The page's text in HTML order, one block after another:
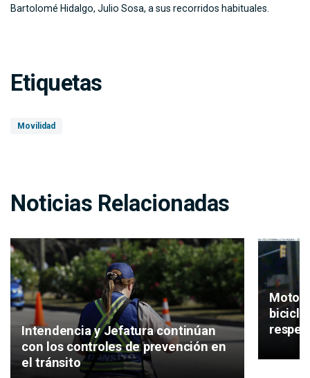
Bartolomé Hidalgo, Julio Sosa, a sus recorridos habituales.
Etiquetas
Movilidad
Noticias Relacionadas
Intendencia y Jefatura continúan
con los controles de prevención en
el tránsito